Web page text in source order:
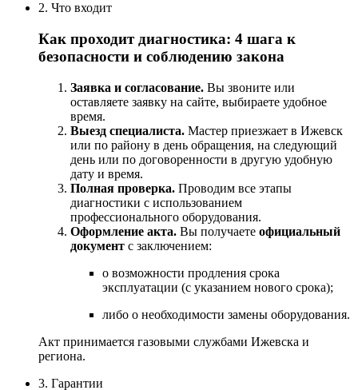
2. Что входит
Как проходитдиагностика: 4 шага к
безопасности и соблюдению закона
Заявка и согласование. Вы звоните или
оставляете заявку на сайте, выбираете удобное
время.
Выезд специалиста. Мастер приезжает в Ижевск
или по району в день обращения, на следующий
день или по договоренности в другую удобную
дату и время.
Полная проверка. Проводим все этапы
диагностики с использованием
профессионального оборудования.
Оформление акта. Вы получаете официальный
документ с заключением:
о возможности продления срока
эксплуатации (с указанием нового срока);
либо о необходимости замены оборудования.
Акт принимается газовыми службами Ижевска и
региона.
3. Гарантии